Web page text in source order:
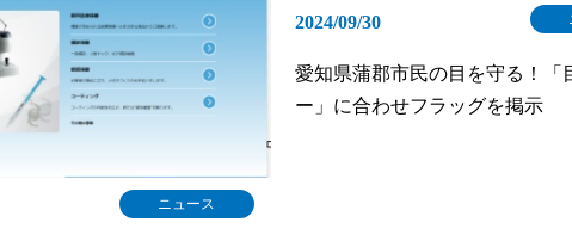
ニュース
2024/09/30
愛知県蒲郡市民の目を守る！「
ー」に合わせフラッグを掲示